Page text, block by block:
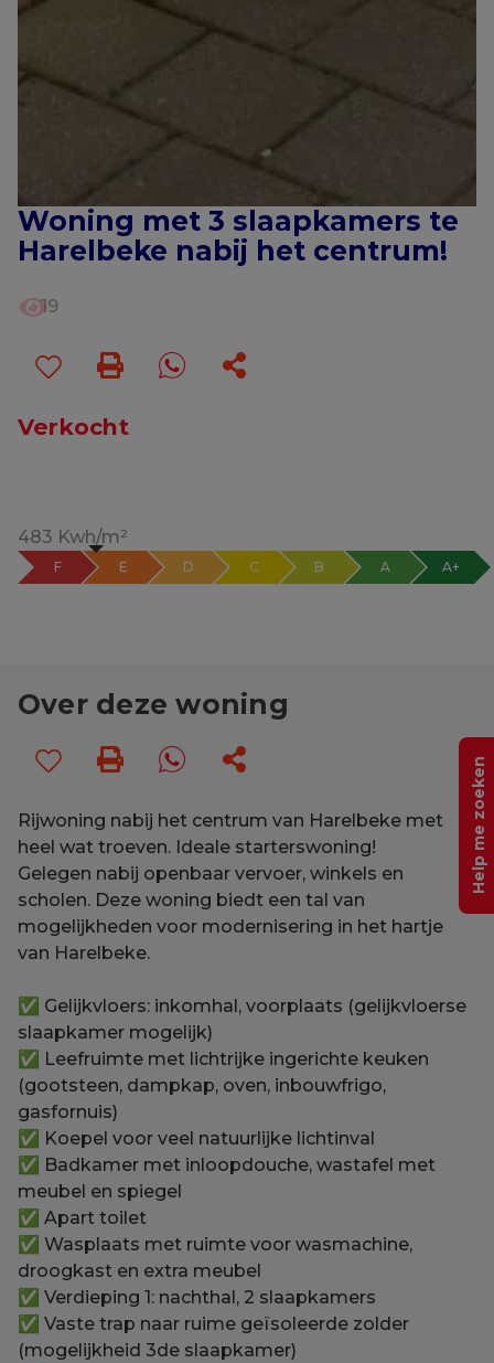
Woning met 3 slaapkamers te
Harelbeke nabij het centrum!
19
Verkocht
483 Kwh/m²
F E D C B A A+
Over deze woning
Rijwoning nabij het centrum van Harelbeke met
heel wat troeven. Ideale starterswoning!
Gelegen nabij openbaar vervoer, winkels en
scholen. Deze woning biedt een tal van
mogelijkheden voor modernisering in het hartje
van Harelbeke.
✅ Gelijkvloers: inkomhal, voorplaats (gelijkvloerse
slaapkamer mogelijk)
✅ Leefruimte met lichtrijke ingerichte keuken
(gootsteen, dampkap, oven, inbouwfrigo,
gasfornuis)
✅ Koepel voor veel natuurlijke lichtinval
✅ Badkamer met inloopdouche, wastafel met
meubel en spiegel
✅ Apart toilet
✅ Wasplaats met ruimte voor wasmachine,
droogkast en extra meubel
✅ Verdieping 1: nachthal, 2 slaapkamers
✅ Vaste trap naar ruime geïsoleerde zolder
(mogelijkheid 3de slaapkamer)
Help me zoeken